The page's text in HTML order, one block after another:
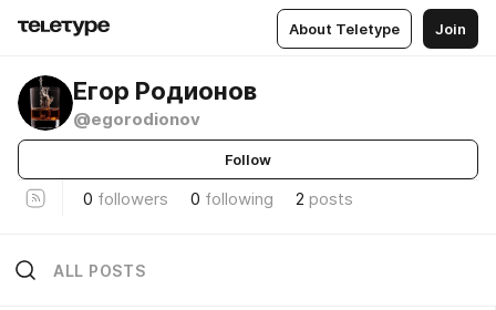
About Teletype Join
Егор Родионов
@egorodionov
Follow
0 followers 0 following 2 posts
ALL POSTS